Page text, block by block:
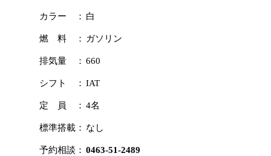
カラー ： 白
燃 料 ： ガソリン
排気量 ： 660
シフト ： IAT
定 員 ： 4名
標準搭載： なし
予約相談： 0463-51-2489